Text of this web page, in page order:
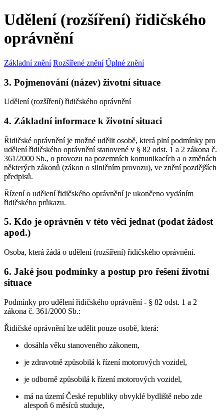
Udělení (rozšíření) řidičského
oprávnění
Základní znění Rozšířené znění Úplné znění
3. Pojmenování (název) životní situace
Udělení (rozšíření) řidičského oprávnění
4. Základní informace k životní situaci
Řidičské oprávnění je možné udělit osobě, která plní podmínky pro
udělení řidičského oprávnění stanovené v § 82 odst. 1 a 2 zákona č.
361/2000 Sb., o provozu na pozemních komunikacích a o změnách
některých zákonů (zákon o silničním provozu), ve znění pozdějších
předpisů.
Řízení o udělení řidičského oprávnění je ukončeno vydáním
řidičského průkazu.
5. Kdo je oprávněn v této věci jednat (podat žádost
apod.)
Osoba, která žádá o udělení (rozšíření) řidičského oprávnění.
6. Jaké jsou podmínky a postup pro řešení životní
situace
Podmínky pro udělení řidičského oprávnění - § 82 odst. 1 a 2
zákona č. 361/2000 Sb.:
Řidičské oprávnění lze udělit pouze osobě, která:
dosáhla věku stanoveného zákonem,
je zdravotně způsobilá k řízení motorových vozidel,
je odborně způsobilá k řízení motorových vozidel,
má na území České republiky obvyklé bydliště nebo zde
alespoň 6 měsíců studuje,